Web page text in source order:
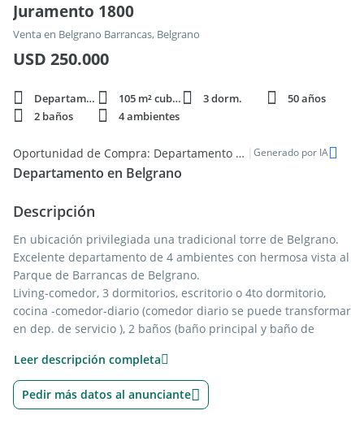
Juramento 1800
Venta en Belgrano Barrancas, Belgrano
USD 250.000
Departamento 105 m² cubie. 3 dorm.
50 años
2 baños
4 ambientes
Oportunidad de Compra: Departamento de 3 dormitorios en Belgrano Barrancas | Generado por IA
Departamento en Belgrano
Descripción
En ubicación privilegiada una tradicional torre de Belgrano.
Excelente departamento de 4 ambientes con hermosa vista al
Parque de Barrancas de Belgrano.
Living-comedor, 3 dormitorios, escritorio o 4to dormitorio,
cocina -comedor-diario (comedor diario se puede transformar
en dep. de servicio ), 2 baños (baño principal y baño de
Dormitorio principal al contra frente con balcón a los
jardines.
Tres departamentos por piso, con ingreso principal y de
Leer descripción completa
Pedir más datos al anunciante